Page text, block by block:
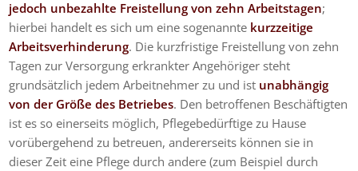
jedoch unbezahlte Freistellung von zehn Arbeitstagen;
hierbei handelt es sich um eine sogenannte kurzzeitige
Arbeitsverhinderung. Die kurzfristige Freistellung von zehn
Tagen zur Versorgung erkrankter Angehöriger steht
grundsätzlich jedem Arbeitnehmer zu und ist unabhängig
von der Größe des Betriebes. Den betroffenen Beschäftigten
ist es so einerseits möglich, Pflegebedürftige zu Hause
vorübergehend zu betreuen, andererseits können sie in
dieser Zeit eine Pflege durch andere (zum Beispiel durch